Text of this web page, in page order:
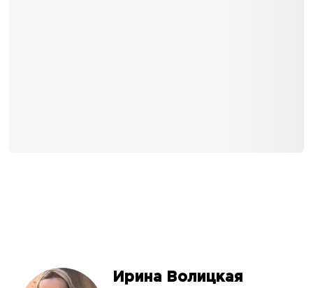
Ирина Волицкая